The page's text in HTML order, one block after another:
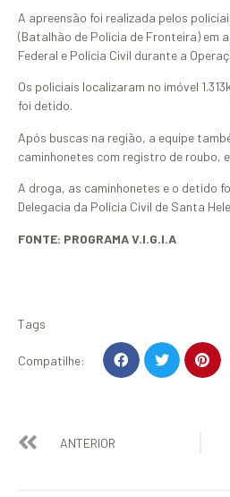
A apreensão foi realizada pelos
(Batalhão de Polícia de Fronteira) em
Federal e Polícia Civil durante a
Os policiais localizaram no imóvel
foi detido.
Após buscas na região, a equipe
caminhonetes com registro de roubo,
A droga, as caminhonetes e o detido
Delegacia da Polícia Civil de Santa
FONTE: PROGRAMA V.I.G.I.A
Tags
Compatilhe:
ANTERIOR